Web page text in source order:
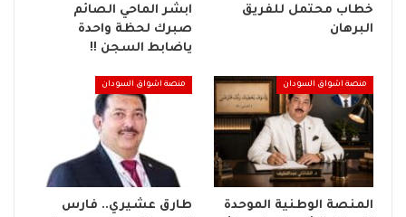
خطاب محتمل للفريق
البرهان
ابشر الماحي الصائم
صبرك لحظة واحدة
ياضابط السجن !!
منصة اشواق السودان
المنصة الوطنية الموحدة
منصة اشواق السودان
طارق عشيري.. فارس